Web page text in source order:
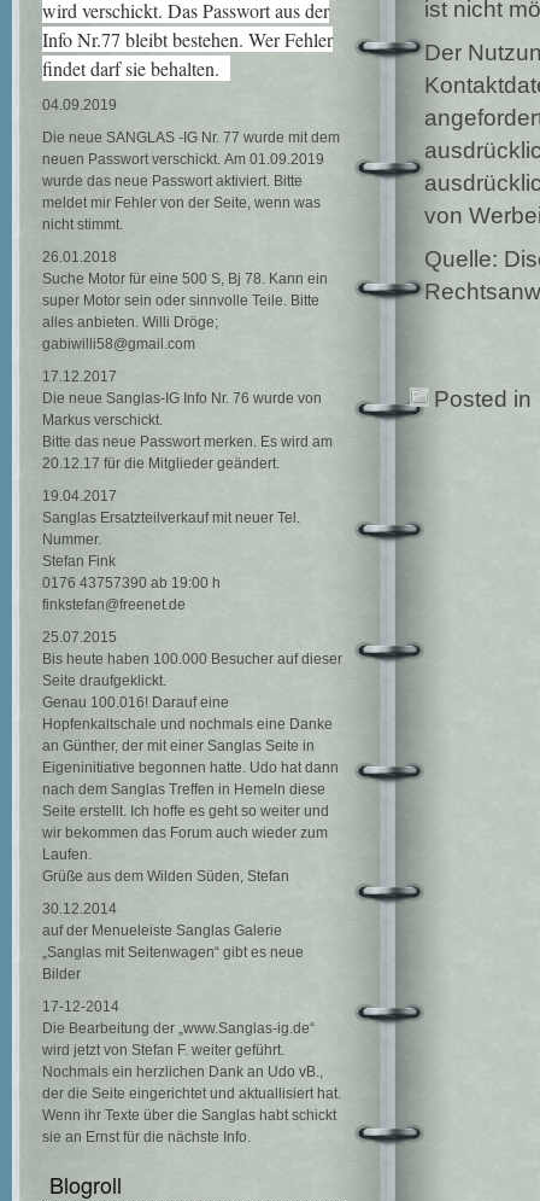
wird verschickt. Das Passwort aus der
Info Nr.77 bleibt bestehen. Wer Fehler
findet darf sie behalten.
04.09.2019
Die neue SANGLAS -IG Nr. 77 wurde mit dem
neuen Passwort verschickt. Am 01.09.2019
wurde das neue Passwort aktiviert. Bitte
meldet mir Fehler von der Seite, wenn was
nicht stimmt.
26.01.2018
Suche Motor für eine 500 S, Bj 78. Kann ein
super Motor sein oder sinnvolle Teile. Bitte
alles anbieten. Willi Dröge;
gabiwilli58@gmail.com
17.12.2017
Die neue Sanglas-IG Info Nr. 76 wurde von
Markus verschickt.
Bitte das neue Passwort merken. Es wird am
20.12.17 für die Mitglieder geändert.
19.04.2017
Sanglas Ersatzteilverkauf mit neuer Tel.
Nummer.
Stefan Fink
0176 43757390 ab 19:00 h
finkstefan@freenet.de
25.07.2015
Bis heute haben 100.000 Besucher auf dieser
Seite draufgeklickt.
Genau 100.016! Darauf eine
Hopfenkaltschale und nochmals eine Danke
an Günther, der mit einer Sanglas Seite in
Eigeninitiative begonnen hatte. Udo hat dann
nach dem Sanglas Treffen in Hemeln diese
Seite erstellt. Ich hoffe es geht so weiter und
wir bekommen das Forum auch wieder zum
Laufen.
Grüße aus dem Wilden Süden, Stefan
30.12.2014
auf der Menueleiste Sanglas Galerie
„Sanglas mit Seitenwagen“ gibt es neue
Bilder
17-12-2014
Die Bearbeitung der „www.Sanglas-ig.de“
wird jetzt von Stefan F. weiter geführt.
Nochmals ein herzlichen Dank an Udo vB.,
der die Seite eingerichtet und aktuallisiert hat.
Wenn ihr Texte über die Sanglas habt schickt
sie an Ernst für die nächste Info.
Blogroll
ist nicht
Der
von
Quelle:
Posted in